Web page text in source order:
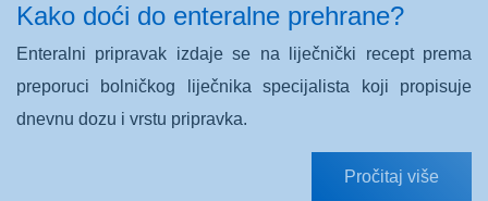
Kako doći do enteralne prehrane?
Enteralni pripravak izdaje se na liječnički recept prema
preporuci bolničkog liječnika specijalista koji propisuje
dnevnu dozu i vrstu pripravka.
Pročitaj više